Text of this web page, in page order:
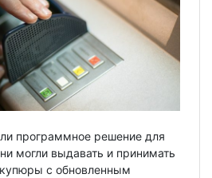
программное решение для
могли выдавать и принимать
с обновленным